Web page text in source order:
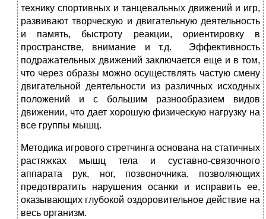
технику спортивных и танцевальных движений и игр,
развивают творческую и двигательную деятельность
и память, быстроту реакции, ориентировку в
пространстве, внимание и т.д. Эффективность
подражательных движений заключается еще и в том,
что через образы можно осуществлять частую смену
двигательной деятельности из различных исходных
положений и с большим разнообразием видов
движении, что дает хорошую физическую нагрузку на
все группы мышц.
Методика игрового стретчинга основана на статичных
растяжках мышц тела и суставно-связочного
аппарата рук, ног, позвоночника, позволяющих
предотвратить нарушения осанки и исправить ее,
оказывающих глубокой оздоровительное действие на
весь организм.